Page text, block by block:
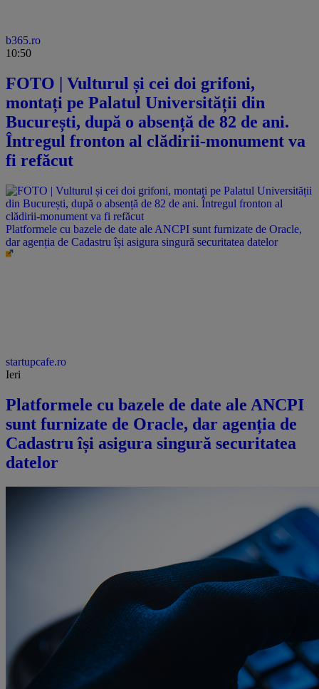
b365.ro
10:50
FOTO | Vulturul și cei doi grifoni,
montați pe Palatul Universității din
București, după o absență de 82 de ani.
Întregul fronton al clădirii-monument va
fi refăcut
Platformele cu bazele de date ale ANCPI sunt furnizate de Oracle,
dar agenția de Cadastru își asigura singură securitatea datelor
startupcafe.ro
Ieri
Platformele cu bazele de date ale ANCPI
sunt furnizate de Oracle, dar agenția de
Cadastru își asigura singură securitatea
datelor